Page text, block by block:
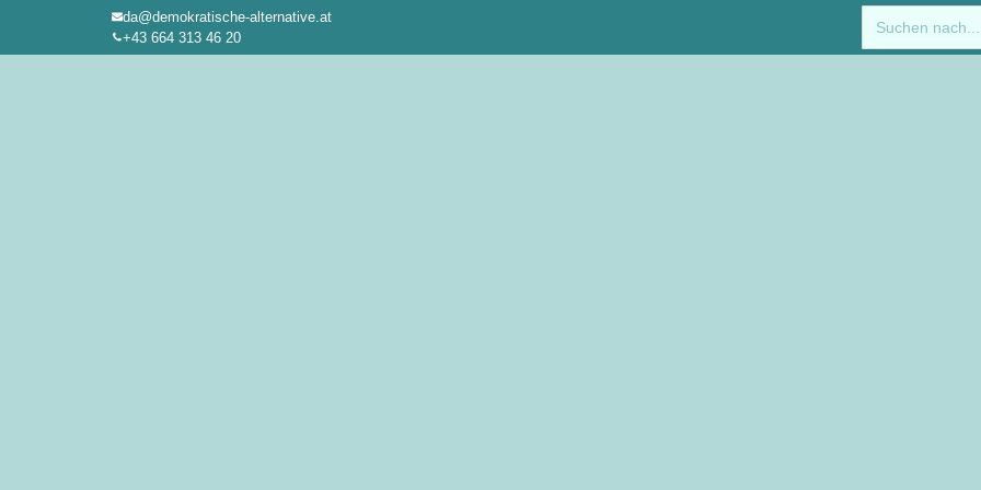
da@demokratische-alternative.at
+43 664 313 46 20